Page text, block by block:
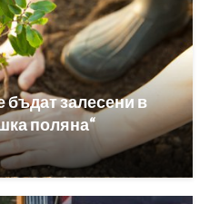
залесени в
поляна“